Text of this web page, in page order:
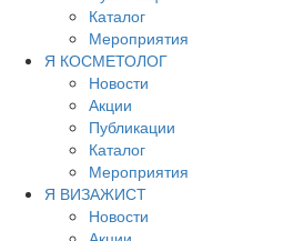
Каталог
Мероприятия
Я КОСМЕТОЛОГ
Новости
Акции
Публикации
Каталог
Мероприятия
Я ВИЗАЖИСТ
Новости